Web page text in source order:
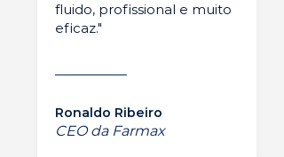
fluido, profissional e muito
eficaz."
Ronaldo Ribeiro
CEO da Farmax